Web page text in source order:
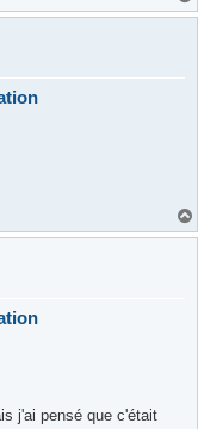
j'ai pensé que c'était